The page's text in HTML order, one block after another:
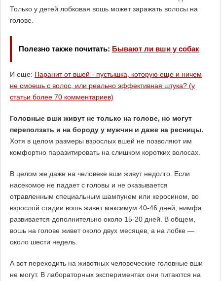
Только у детей лобковая вошь может заражать волосы на
голове.
Полезно также почитать: Бывают ли вши у собак
И еще: Паранит от вшей - пустышка, которую еще и ничем
не смоешь с волос, или реально эффективная штука? (у
статьи более 70 комментариев)
Головные вши живут не только на голове, но могут
переползать и на бороду у мужчин и даже на ресницы.
Хотя в целом размеры взрослых вшей не позволяют им
комфортно паразитировать на слишком коротких волосах.
В целом же даже на человеке вши живут недолго. Если
насекомое не падает с головы и не оказывается
отравленным специальным шампунем или керосином, во
взрослой стадии вошь живет максимум 40-46 дней, нимфа
развивается дополнительно около 15-20 дней. В общем,
вошь на голове живет около двух месяцев, а на лобке —
около шести недель.
А вот переходить на животных человеческие головные вши
не могут. В лабораторных экспериментах они питаются на